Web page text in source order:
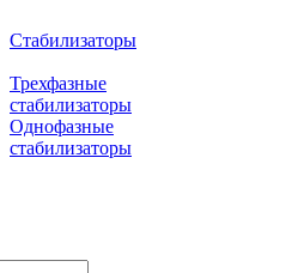
Стабилизаторы
Трехфазные
стабилизаторы
Однофазные
стабилизаторы